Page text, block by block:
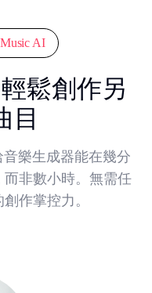
AI
鬆創作另
目
樂生成器能在幾分
非數小時。無需任
作掌控力。